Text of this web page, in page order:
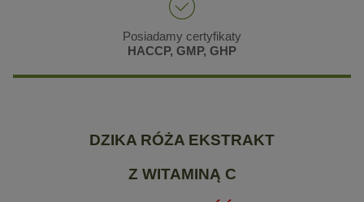
Posiadamy certyfikaty
HACCP, GMP, GHP
DZIKA RÓŻA EKSTRAKT
Z WITAMINĄ C